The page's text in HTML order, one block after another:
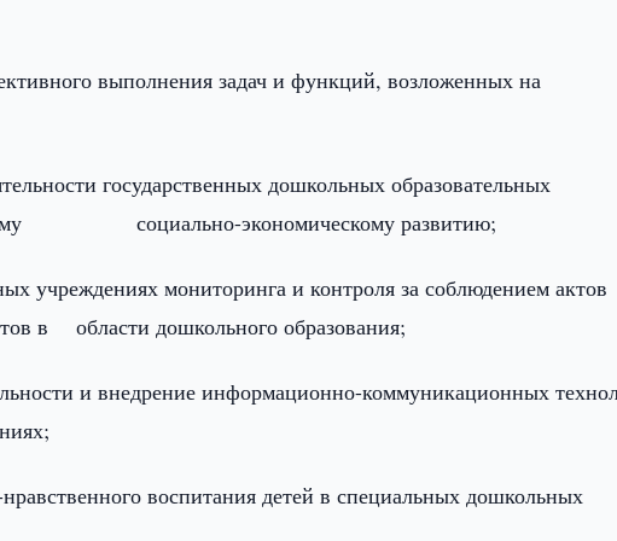
выполнения задач и функций, возложенных на
государственных дошкольных образовательных
социально-экономическому развитию;
учреждениях мониторинга и контроля за соблюдением актов
в области дошкольного образования;
и внедрение информационно-коммуникационных
воспитания детей в специальных дошкольных